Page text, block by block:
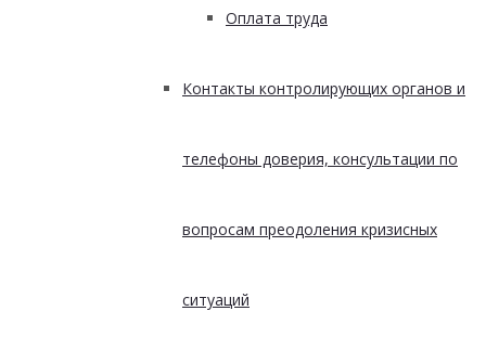
Оплата труда
Контакты контролирующих органов и
телефоны доверия, консультации по
вопросам преодоления кризисных
ситуаций